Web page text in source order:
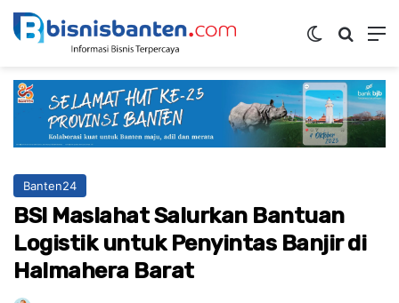
Switch skin
Banten24
BSI Maslahat Salurkan Bantuan
Logistik untuk Penyintas Banjir di
Halmahera Barat